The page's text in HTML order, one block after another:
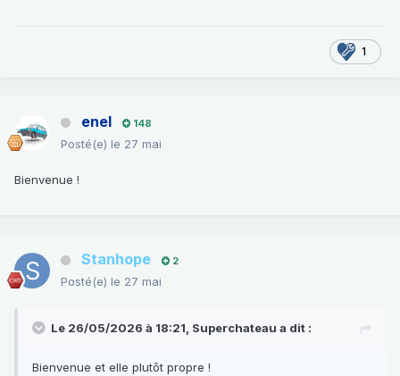
1
enel 148
Posté(e) le 27 mai
Bienvenue !
Stanhope 2
Posté(e) le 27 mai
Le 26/05/2026 à 18:21, Superchateau a dit :
Bienvenue et elle plutôt propre !